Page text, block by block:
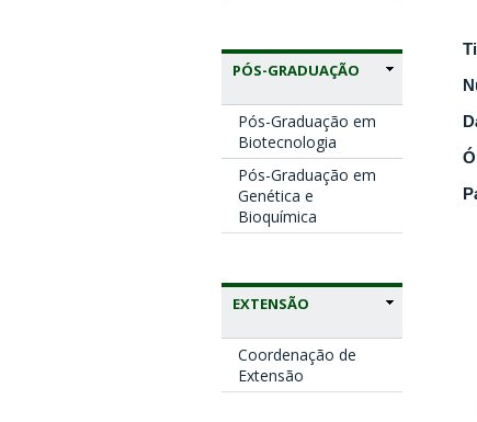
PÓS-GRADUAÇÃO
Pós-Graduação em
Biotecnologia
Pós-Graduação em
Genética e
Bioquímica
EXTENSÃO
Coordenação de
Extensão